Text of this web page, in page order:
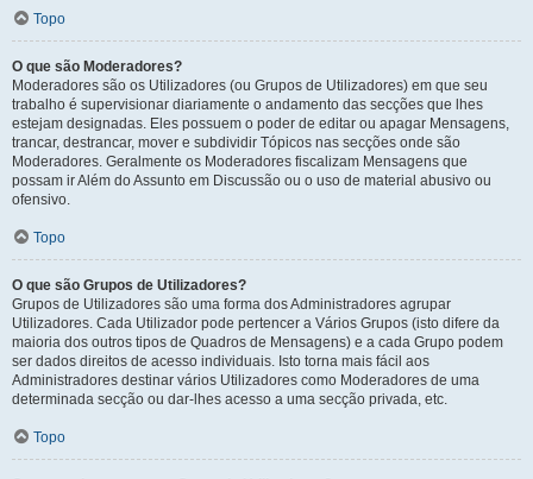
Topo
O que são Moderadores?
Moderadores são os Utilizadores (ou Grupos de Utilizadores) em que seu
trabalho é supervisionar diariamente o andamento das secções que lhes
estejam designadas. Eles possuem o poder de editar ou apagar Mensagens,
trancar, destrancar, mover e subdividir Tópicos nas secções onde são
Moderadores. Geralmente os Moderadores fiscalizam Mensagens que
possam ir Além do Assunto em Discussão ou o uso de material abusivo ou
ofensivo.
Topo
O que são Grupos de Utilizadores?
Grupos de Utilizadores são uma forma dos Administradores agrupar
Utilizadores. Cada Utilizador pode pertencer a Vários Grupos (isto difere da
maioria dos outros tipos de Quadros de Mensagens) e a cada Grupo podem
ser dados direitos de acesso individuais. Isto torna mais fácil aos
Administradores destinar vários Utilizadores como Moderadores de uma
determinada secção ou dar-lhes acesso a uma secção privada, etc.
Topo